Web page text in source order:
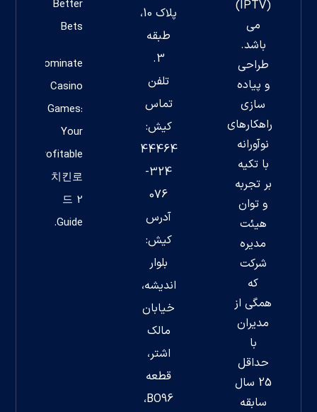
(IPTV)
می
باشد.
طراحی
و پیاده
سازی
راهکارهای
نوآورانه
با تکیه
بر تجربه
و توان
هیئت
مدیره
شرکت
که
همگی از
مدیران
با
حداقل
25 سال
سابقه
پلاک 10،
طبقه
3.
تلفن
تماس
کیش:
44464
324-
076
آدرس
کیش:
بلوار
اندیشه،
خیابان
مالک
اشتر،
قطعه
BO96،
Better
Bets
Dominate
Casino
Games:
Your
Profitable
치킨로
드 2
Guide.